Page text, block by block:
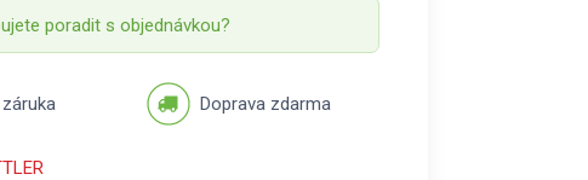
poradit s objednávkou?
Doprava zdarma